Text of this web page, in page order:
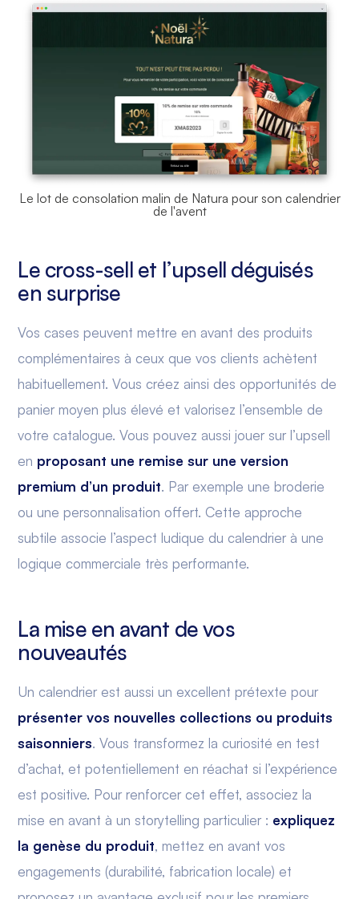
Le lot de consolation malin de Natura pour son calendrier
de l'avent
Le cross-sell et l’upsell déguisés
en surprise
Vos cases peuvent mettre en avant des produits
complémentaires à ceux que vos clients achètent
habituellement. Vous créez ainsi des opportunités de
panier moyen plus élevé et valorisez l’ensemble de
votre catalogue. Vous pouvez aussi jouer sur l’upsell
en proposant une remise sur une version
premium d’un produit. Par exemple une broderie
ou une personnalisation offert. Cette approche
subtile associe l’aspect ludique du calendrier à une
logique commerciale très performante.
La mise en avant de vos
nouveautés
Un calendrier est aussi un excellent prétexte pour
présenter vos nouvelles collections ou produits
saisonniers. Vous transformez la curiosité en test
d’achat, et potentiellement en réachat si l’expérience
est positive. Pour renforcer cet effet, associez la
mise en avant à un storytelling particulier : expliquez
la genèse du produit, mettez en avant vos
engagements (durabilité, fabrication locale) et